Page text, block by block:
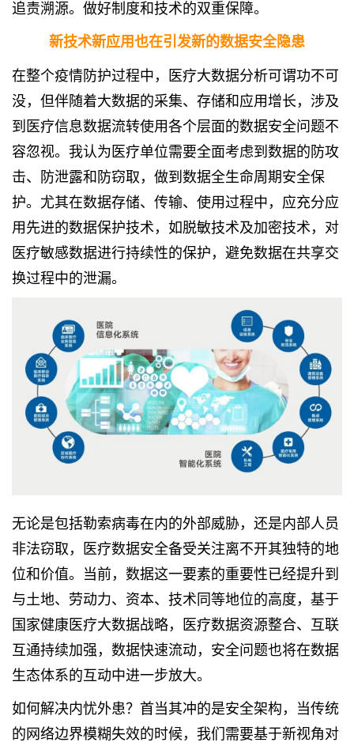
追责溯源。做好制度和技术的双重保障。
新技术新应用也在引发新的数据安全隐患
在整个疫情防护过程中，医疗大数据分析可谓功不可
没，但伴随着大数据的采集、存储和应用增长，涉及
到医疗信息数据流转使用各个层面的数据安全问题不
容忽视。我认为医疗单位需要全面考虑到数据的防攻
击、防泄露和防窃取，做到数据全生命周期安全保
护。尤其在数据存储、传输、使用过程中，应充分应
用先进的数据保护技术，如脱敏技术及加密技术，对
医疗敏感数据进行持续性的保护，避免数据在共享交
换过程中的泄漏。
无论是包括勒索病毒在内的外部威胁，还是内部人员
非法窃取，医疗数据安全备受关注离不开其独特的地
位和价值。当前，数据这一要素的重要性已经提升到
与土地、劳动力、资本、技术同等地位的高度，基于
国家健康医疗大数据战略，医疗数据资源整合、互联
互通持续加强，数据快速流动，安全问题也将在数据
生态体系的互动中进一步放大。
如何解决内忧外患？首当其冲的是安全架构，当传统
的网络边界模糊失效的时候，我们需要基于新视角对